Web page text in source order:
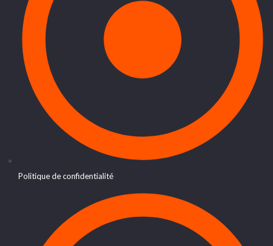
Politique de confidentialité